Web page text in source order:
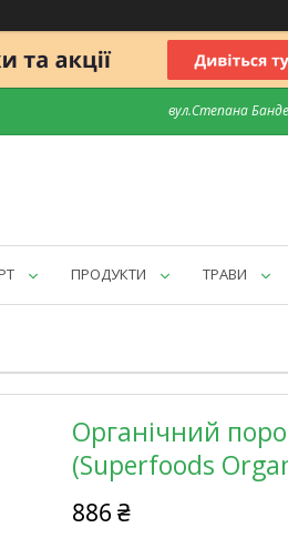
вул.Степана
ПРОДУКТИ ТРАВИ
Органічний
(Superfoods
886 ₴